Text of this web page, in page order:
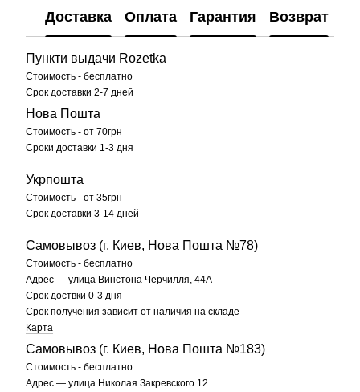
Доставка Оплата Гарантия Возврат
Пункти выдачи Rozetka
Стоимость - бесплатно
Срок доставки 2-7 дней
Нова Пошта
Стоимость - от 70грн
Сроки доставки 1-3 дня
Укрпошта
Стоимость - от 35грн
Срок доставки 3-14 дней
Самовывоз (г. Киев, Нова Пошта №78)
Стоимость - бесплатно
Адрес — улица Винстона Черчилля, 44А
Срок доствки 0-3 дня
Срок получения зависит от наличия на складе
Карта
Самовывоз (г. Киев, Нова Пошта №183)
Стоимость - бесплатно
Адрес — улица Николая Закревского 12